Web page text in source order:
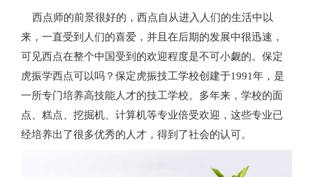
西点师的前景很好的，西点自从进入人们的生活中以
来，一直受到人们的喜爱，并且在后期的发展中很迅速，
可见西点在整个中国受到的欢迎程度是不可小觑的。保定
虎振学西点可以吗？保定虎振技工学校创建于1991年，是
一所专门培养高技能人才的技工学校。多年来，学校的面
点、糕点、挖掘机、计算机等专业倍受欢迎，这些专业已
经培养出了很多优秀的人才，得到了社会的认可。